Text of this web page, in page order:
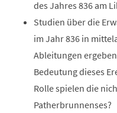
des Jahres 836
Studien über die
im Jahr 836 in
Ableitungen
Bedeutung dieses
Rolle spielen die
Patherbrunnenses?